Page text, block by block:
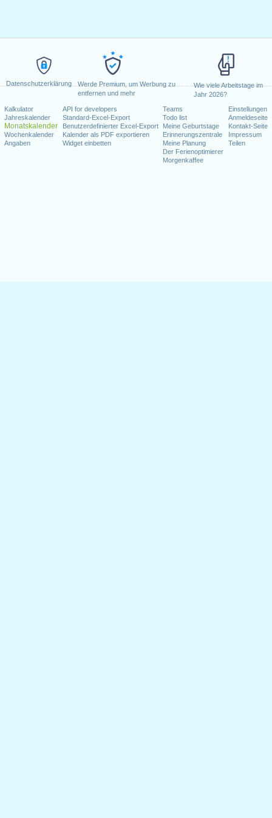
Datenschutzerklärung
Werde Premium, um Werbung zu
entfernen und mehr
Wie viele Arbeitstage im
Jahr 2026?
Kalkulator
Jahreskalender
Monatskalender
Wochenkalender
Angaben
API for developers
Standard-Excel-Export
Benutzerdefinierter Excel-Export
Kalender als PDF exportieren
Widget einbetten
Teams
Todo list
Meine Geburtstage
Erinnerungszentrale
Meine Planung
Der Ferienoptimierer
Morgenkaffee
Einstellungen
Anmeldeseite
Kontakt-Seite
Impressum
Teilen